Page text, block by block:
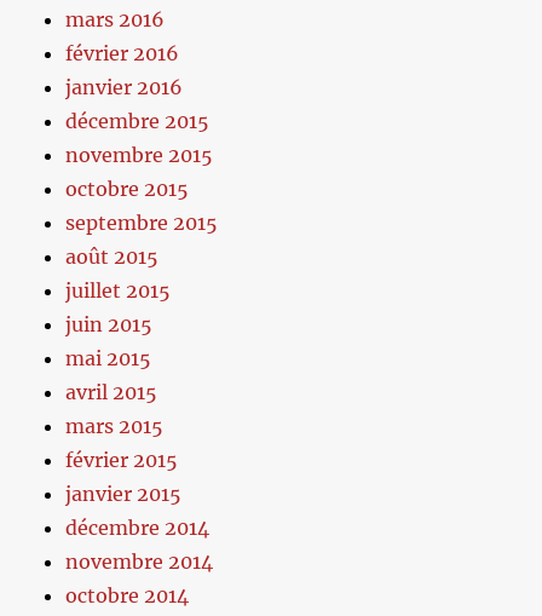
mars 2016
février 2016
janvier 2016
décembre 2015
novembre 2015
octobre 2015
septembre 2015
août 2015
juillet 2015
juin 2015
mai 2015
avril 2015
mars 2015
février 2015
janvier 2015
décembre 2014
novembre 2014
octobre 2014